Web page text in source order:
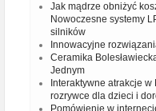
Jak mądrze obniżyć
Nowoczesne systemy
silników
Innowacyjne
Ceramika
Jednym
Interaktywne atrakcje
rozrywce dla dzieci i
Pomówienie w